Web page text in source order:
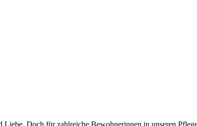
Doch für zahlreiche Bewohnerinnen in unseren